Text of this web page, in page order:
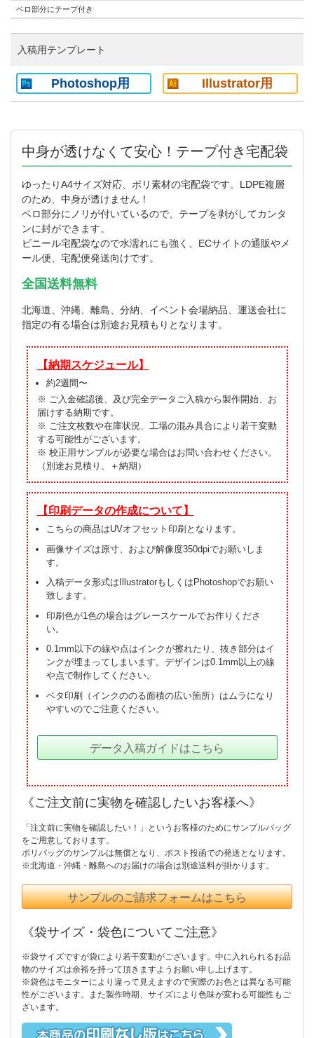
ベロ部分にテープ付き
入稿用テンプレート
Photoshop用 Illustrator用
中身が透けなくて安心！テープ付き宅配袋
ゆったりA4サイズ対応、ポリ素材の宅配袋です。LDPE複層
のため、中身が透けません！
ベロ部分にノリが付いているので、テープを剥がしてカンタ
ンに封ができます。
ビニール宅配袋なので水濡れにも強く、ECサイトの通販やメ
ール便、宅配便発送向けです。
全国送料無料
北海道、沖縄、離島、分納、イベント会場納品、運送会社に
指定の有る場合は別途お見積もりとなります。
【納期スケジュール】
約2週間〜
※ ご入金確認後、及び完全データご入稿から製作開始、お
届けする納期です。
※ ご注文枚数や在庫状況、工場の混み具合により若干変動
する可能性がございます。
※ 校正用サンプルが必要な場合はお問い合わせください。
（別途お見積り、＋納期）
【印刷データの作成について】
こちらの商品はUVオフセット印刷となります。
画像サイズは原寸、および解像度350dpiでお願いしま
す。
入稿データ形式はIllustratorもしくはPhotoshopでお願い
致します。
印刷色が1色の場合はグレースケールでお作りくださ
い。
0.1mm以下の線や点はインクが擦れたり、抜き部分はイ
ンクが埋まってしまいます。デザインは0.1mm以上の線
や点で制作してください。
ベタ印刷（インクののる面積の広い箇所）はムラになり
やすいのでご注意ください。
データ入稿ガイドはこちら
《ご注文前に実物を確認したいお客様へ》
「注文前に実物を確認したい！」というお客様のためにサンプルバッグ
をご用意しております。
ポリバッグのサンプルは無償となり、ポスト投函での発送となります。
※北海道・沖縄・離島へのお届けの場合は別途送料が掛かります。
サンプルのご請求フォームはこちら
《袋サイズ・袋色についてご注意》
※袋サイズですが袋により若干変動がございます。中に入れられるお品
物のサイズは余裕を持って頂きますようお願い申し上げます。
※袋色はモニターにより違って見えますので実際のお色とは異なる可能
性がございます。また製作時期、サイズにより色味が変わる可能性もご
ざいます。